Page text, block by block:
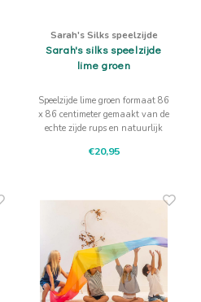
Sarah's Silks speelzijde
Sarah's silks speelzijde
lime groen
Speelzijde lime groen formaat 86
x 86 centimeter gemaakt van de
echte zijde rups en natuurlijk
€20,95